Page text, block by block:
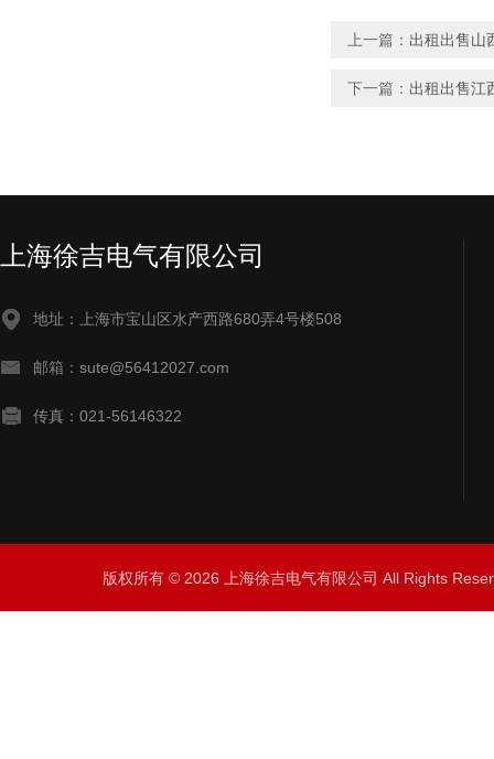
上一篇： 出租出售山
下一篇： 出租出售江
上海徐吉电气有限公司
地址：上海市宝山区水产西路680弄4号楼508
邮箱：sute@56412027.com
传真：021-56146322
版权所有 © 2026 上海徐吉电气有限公司 All Rights